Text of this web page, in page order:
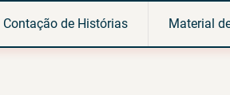
Contação de Histórias Material